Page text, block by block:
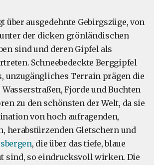
über ausgedehnte Gebirgszüge, von
der dicken grönländischen
sind und deren Gipfel als
Schneebedeckte Berggipfel
unzugängliches Terrain prägen die
Fjorde und Buchten
zu den schönsten der Welt, da sie
von hoch aufragenden,
herabstürzenden Gletschern und
, die über das tiefe, blaue
sind, so eindrucksvoll wirken. Die